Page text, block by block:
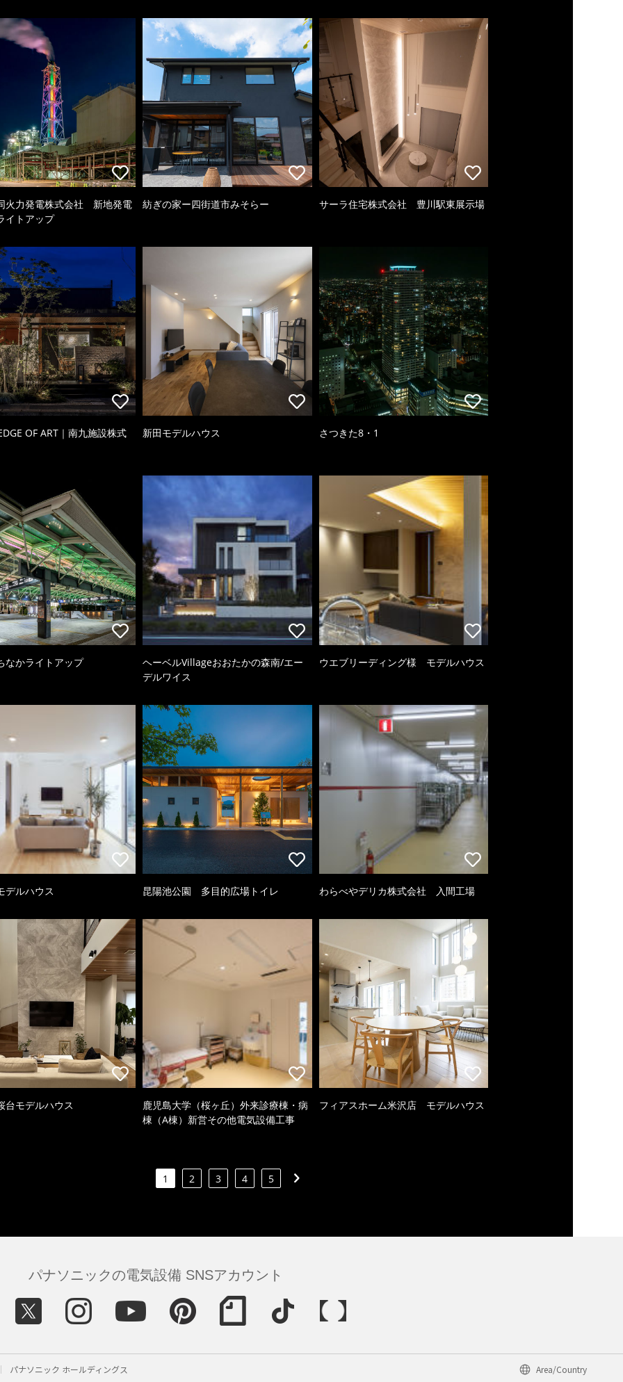
火力発電株式会社 新地発電
イトアップ
紡ぎの家ー四街道市みそらー サーラ住宅株式会社 豊川駅東展示場
OF ART｜南九施設株式 新田モデルハウス さつきた8・1
なかライトアップ
ヘーベルVillageおおたかの森南/エー
デルワイス
ウエブリーディング様 モデルハウス
デルハウス 昆陽池公園 多目的広場トイレ わらべやデリカ株式会社 入間工場
台モデルハウス
鹿児島大学（桜ヶ丘）外来診療棟・病
棟（A棟）新営その他電気設備工事
フィアスホーム米沢店 モデルハウス
1 2 3 4 5
パナソニックの電気設備 SNSアカウント
パナソニック ホールディングス Area/Country